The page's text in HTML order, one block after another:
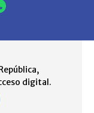
digital.